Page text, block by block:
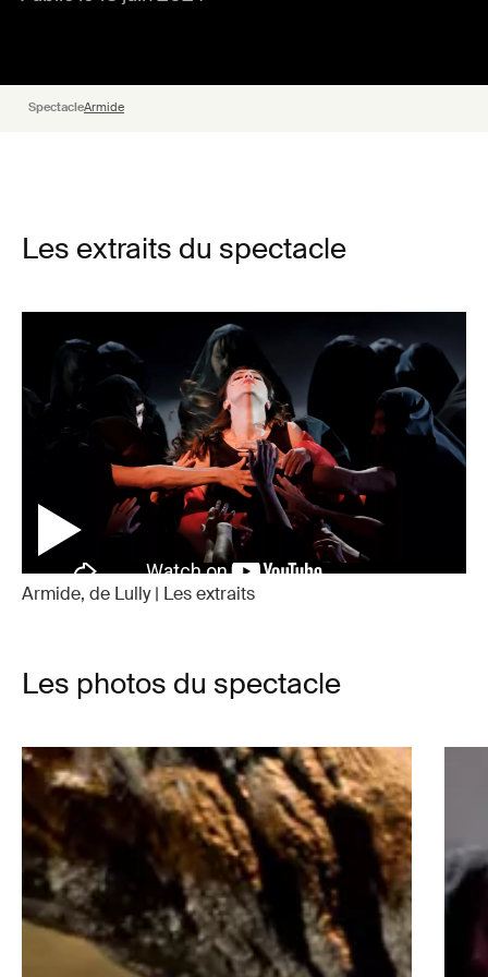
SpectacleArmide
Les extraits du spectacle
Armide, de Lully | Les extraits
Les photos du spectacle